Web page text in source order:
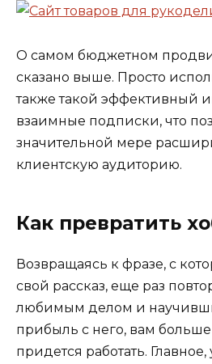
О самом бюджетном
сказано выше. Просто
также такой эффективный
взаимные подписки, что
значительной мере
клиентскую аудиторию.
Как превратить
Возвращаясь к фразе, с
свой рассказ, еще раз
любимым делом и
прибыль с него, вам
придется работать.